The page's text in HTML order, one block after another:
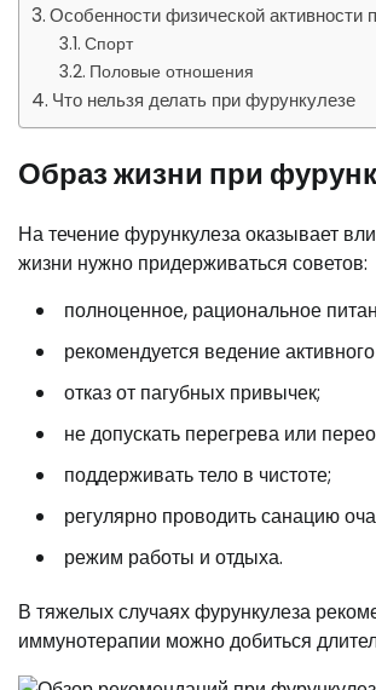
Особенности физической активности
Спорт
Половые отношения
Что нельзя делать при фурункулезе
Образ жизни при
На течение фурункулеза оказывает
жизни нужно придерживаться советов:
полноценное, рациональное
рекомендуется ведение
отказ от пагубных привычек;
не допускать перегрева или
поддерживать тело в чистоте;
регулярно проводить санацию
режим работы и отдыха.
В тяжелых случаях фурункулеза
иммунотерапии можно добиться